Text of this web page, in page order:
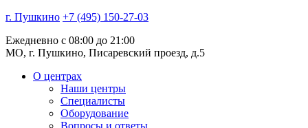
г. Пушкино +7 (495) 150-27-03
Ежедневно с 08:00 до 21:00
МО, г. Пушкино, Писаревский проезд, д.5
О центрах
Наши центры
Специалисты
Оборудование
Вопросы и ответы